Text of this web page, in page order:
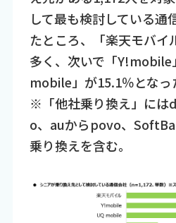
して最も検討している通
たところ、「楽天モバイ
多く、次いで「Y!mobile
mobile」が15.1％となっ
※「他社乗り換え」に
o、auからpovo、
乗り換えを含む。